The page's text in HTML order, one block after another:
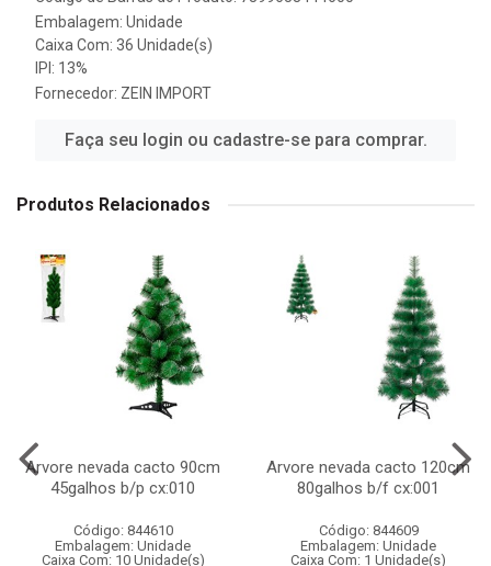
Embalagem: Unidade
Caixa Com: 36 Unidade(s)
IPI: 13%
Fornecedor: ZEIN IMPORT
Faça seu login ou cadastre-se para comprar.
Produtos Relacionados
Arvore nevada cacto 90cm
45galhos b/p cx:010
Código: 844610
Embalagem: Unidade
Caixa Com: 10 Unidade(s)
Arvore nevada cacto 120cm
80galhos b/f cx:001
Código: 844609
Embalagem: Unidade
Caixa Com: 1 Unidade(s)